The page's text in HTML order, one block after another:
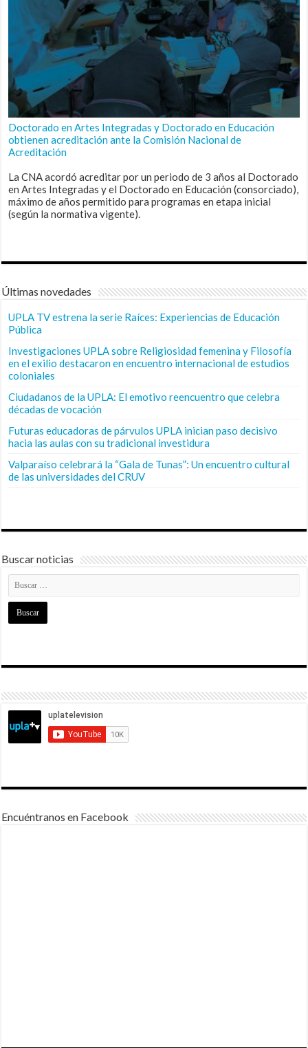
Doctorado en Artes Integradas y Doctorado en Educación
obtienen acreditación ante la Comisión Nacional de
Acreditación
La CNA acordó acreditar por un periodo de 3 años al Doctorado
en Artes Integradas y el Doctorado en Educación (consorciado),
máximo de años permitido para programas en etapa inicial
(según la normativa vigente).
Últimas novedades
UPLA TV estrena la serie Raíces: Experiencias de Educación
Pública
Investigaciones UPLA sobre Religiosidad femenina y Filosofía
en el exilio destacaron en encuentro internacional de estudios
coloniales
Ciudadanos de la UPLA: El emotivo reencuentro que celebra
décadas de vocación
Futuras educadoras de párvulos UPLA inician paso decisivo
hacia las aulas con su tradicional investidura
Valparaíso celebrará la “Gala de Tunas”: Un encuentro cultural
de las universidades del CRUV
Buscar noticias
Encuéntranos en Facebook